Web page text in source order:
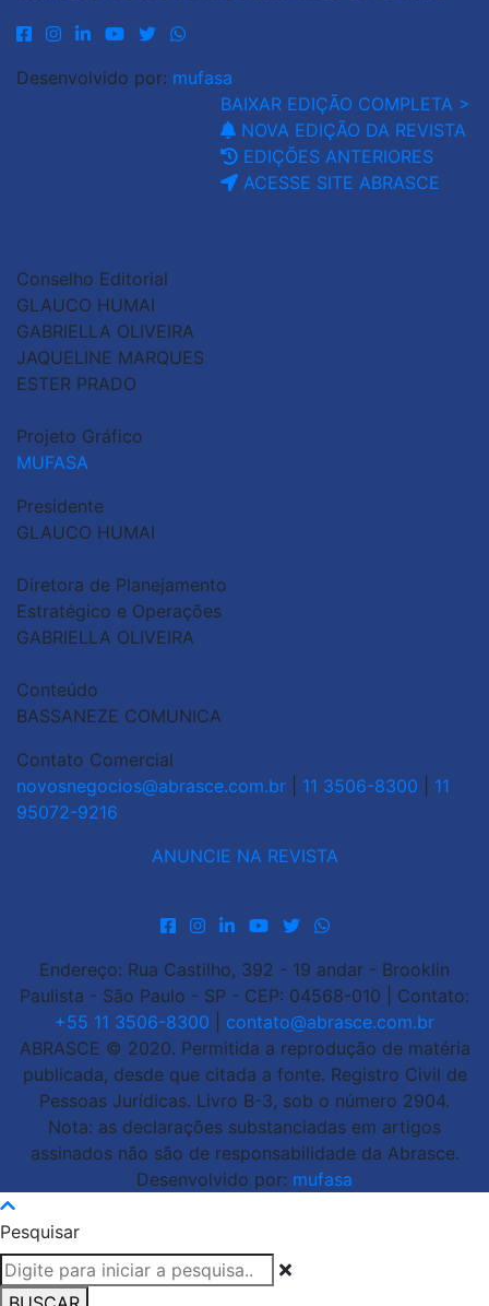
Desenvolvido por: mufasa
BAIXAR EDIÇÃO COMPLETA >
NOVA EDIÇÃO DA REVISTA
EDIÇÕES ANTERIORES
ACESSE SITE ABRASCE
Conselho Editorial
GLAUCO HUMAI
GABRIELLA OLIVEIRA
JAQUELINE MARQUES
ESTER PRADO
Projeto Gráfico
MUFASA
Presidente
GLAUCO HUMAI
Diretora de Planejamento
Estratégico e Operações
GABRIELLA OLIVEIRA
Conteúdo
BASSANEZE COMUNICA
Contato Comercial
novosnegocios@abrasce.com.br
11 3506-8300
11
95072-9216
ANUNCIE NA REVISTA
Endereço: Rua Castilho, 392 - 19 andar - Brooklin
Paulista - São Paulo - SP - CEP: 04568-010 | Contato:
+55 11 3506-8300
contato@abrasce.com.br
ABRASCE © 2020. Permitida a reprodução de matéria
publicada, desde que citada a fonte. Registro Civil de
Pessoas Jurídicas. Livro B-3, sob o número 2904.
Nota: as declarações substanciadas em artigos
assinados não são de responsabilidade da Abrasce.
Desenvolvido por: mufasa
Pesquisar